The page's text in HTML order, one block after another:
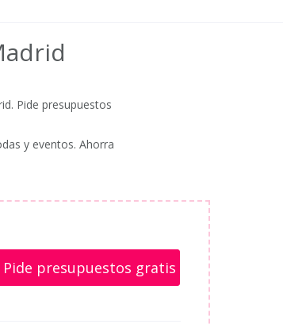
Pide presupuestos
y eventos. Ahorra
Pide presupuestos gratis